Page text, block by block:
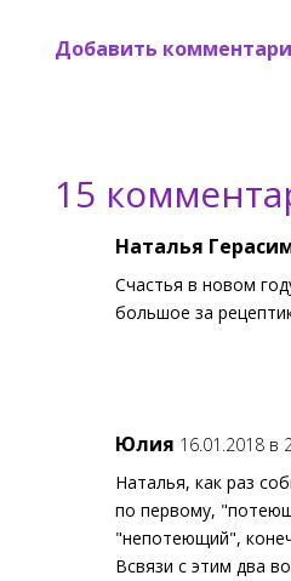
Добавить
15
Наталья
Счастья в новом
большое за
Юлия 16.01.2018 в
Наталья, как раз
по первому,
"непотеющий",
Всвязи с этим два